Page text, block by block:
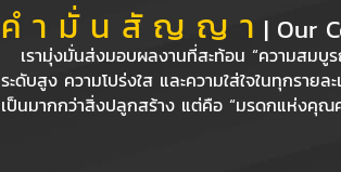
คํ า มั่ น สั ญ ญ า | Our
เรามุ่งมั่นส่งมอบผลงานที่สะท้อน “ความสมบู
ระดับสูง ความโปร่งใส และความใส่ใจในทุกราย
เป็นมากกว่าสิ่งปลูกสร้าง แต่คือ “มรดกแห่งคุณ